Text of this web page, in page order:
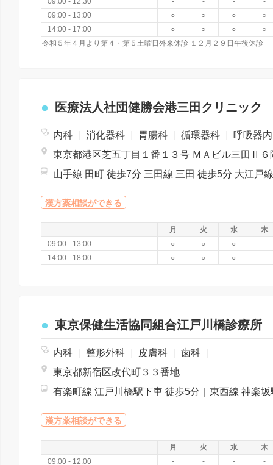
09:00 - 13:00
○ ○ ○
○
14:00 - 17:00
○ ○ ○
○
令和５年４月より第４・第５土曜日外来休診 １２月２９日午後休診
医療法人社団健勝会港三田クリニック
内科 消化器科 胃腸科 循環器科
呼吸器内科
東京都港区芝五丁目１番１３号 ＭＡビル三田Ⅱ６
漢方薬相談ができる
月 火 水
木
09:00 - 13:00
○ ○ ○
-
14:00 - 18:00
○ ○ ○ -
東京保健生活協同組合江戸川橋診療所
内科 整形外科 皮膚科 歯科
東京都新宿区改代町３３番地
漢方薬相談ができる
月 火 水
木
09:00 - 12:00
- - -
-